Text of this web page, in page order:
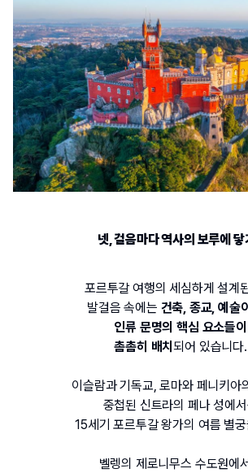
넷, 걸음마다 역사의 보루에 닿
포르투갈 여행의 세심하게 설계
발걸음 속에는 건축, 종교, 예술
인류 문명의 핵심 요소들이
촘촘히 배치되어 있습니다.
이슬람과 기독교, 로마와 페니키아
중첩된 신트라의 페나 성에
15세기 포르투갈 왕가의 여름 별
벨렝의 제로니무스 수도원에